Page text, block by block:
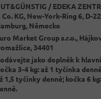
/ EDEKA
Co. KG, New-York-Ring 6, D-
Německo
Market Group s.r.o.,
34401
jako doplněk k
3-4 kg: až 1 tyčinka
1,5 tyčinky denně; kočka 6